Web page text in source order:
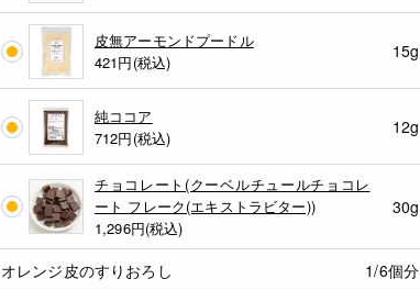
皮無アーモンドプードル
421円(税込)
15g
純ココア
712円(税込)
12g
チョコレート(クーベルチュールチョコレ
ート フレーク(エキストラビター))
1,296円(税込)
30g
オレンジ皮のすりおろし
1/6個分